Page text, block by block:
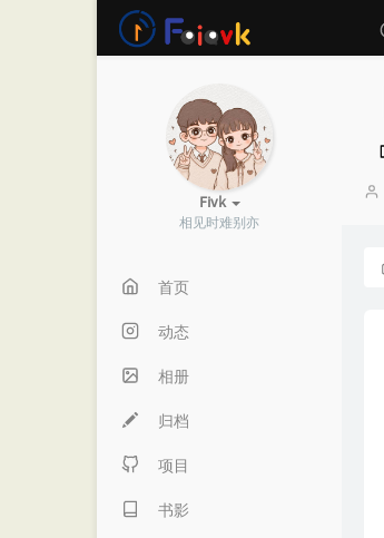
Fivk
相见时难别亦
首页
动态
相册
归档
项目
书影